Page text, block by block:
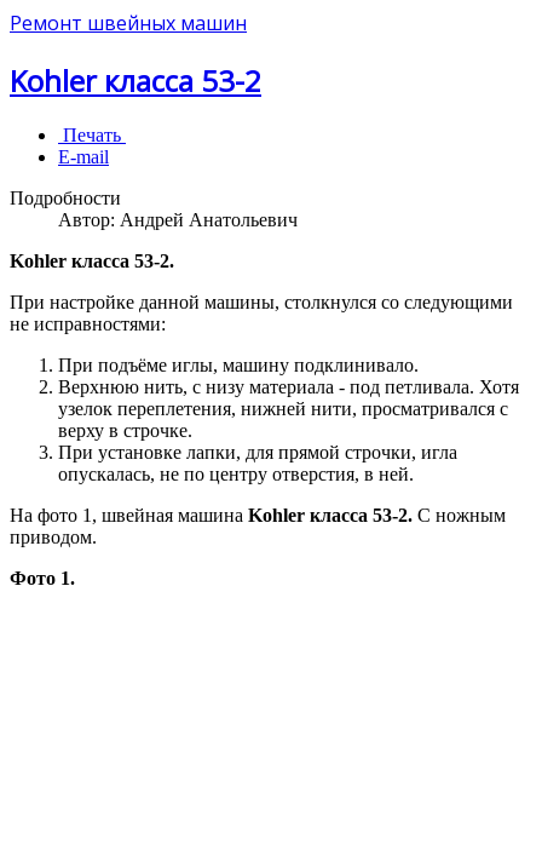
Ремонт швейных машин
Kohler класса 53-2
Печать
E-mail
Подробности
Автор: Андрей Анатольевич
Kohler класса 53-2.
При настройке данной машины, столкнулся со следующими
не исправностями:
При подъёме иглы, машину подклинивало.
Верхнюю нить, с низу материала - под петливала. Хотя
узелок переплетения, нижней нити, просматривался с
верху в строчке.
При установке лапки, для прямой строчки, игла
опускалась, не по центру отверстия, в ней.
На фото 1, швейная машина Kohler класса 53-2. С ножным
приводом.
Фото 1.